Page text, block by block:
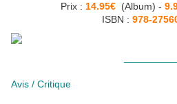
Prix : 14.95€ (Album) -
ISBN : 978-
Avis / Critique